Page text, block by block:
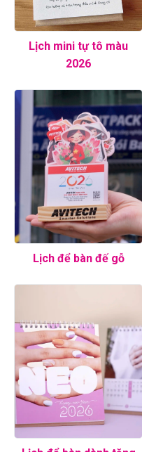
Lịch mini tự tô màu
2026
Lịch để bàn đế gỗ